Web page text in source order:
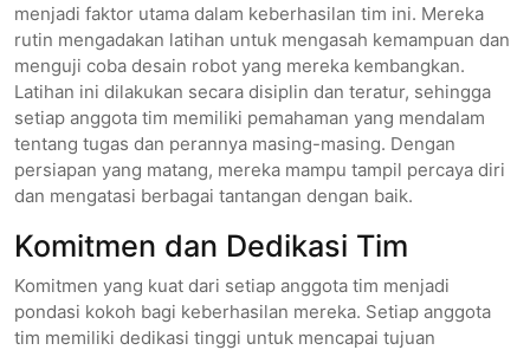
menjadi faktor utama dalam keberhasilan tim ini. Mereka
rutin mengadakan latihan untuk mengasah kemampuan dan
menguji coba desain robot yang mereka kembangkan.
Latihan ini dilakukan secara disiplin dan teratur, sehingga
setiap anggota tim memiliki pemahaman yang mendalam
tentang tugas dan perannya masing-masing. Dengan
persiapan yang matang, mereka mampu tampil percaya diri
dan mengatasi berbagai tantangan dengan baik.
Komitmen dan Dedikasi Tim
Komitmen yang kuat dari setiap anggota tim menjadi
pondasi kokoh bagi keberhasilan mereka. Setiap anggota
tim memiliki dedikasi tinggi untuk mencapai tujuan